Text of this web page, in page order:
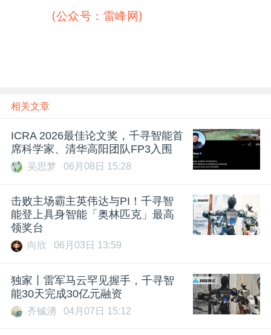
(公众号：雷峰网)
相关文章
ICRA 2026最佳论文奖，千寻智能首
席科学家、清华高阳团队FP3入围
吴思梦 06月08日 15:28
击败主场霸主英伟达与PI！千寻智
能登上具身智能「奥林匹克」最高
领奖台
向欣 06月03日 13:59
独家丨雷军马云罕见握手，千寻智
能30天完成30亿元融资
齐铖湧 04月07日 15:12